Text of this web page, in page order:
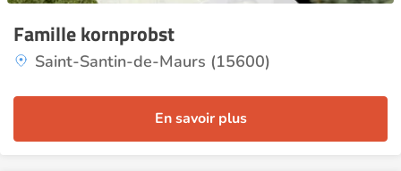
Famille kornprobst
Saint-Santin-de-Maurs (15600)
En savoir plus